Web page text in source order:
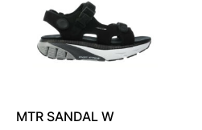
MTR SANDAL W